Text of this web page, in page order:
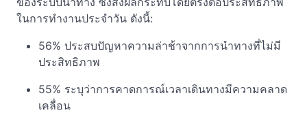
ในการทำงานประจำวัน ดังนี้:
56% ประสบปัญหาความล่าช้าจากการนำทางที่ไม่มี
ประสิทธิภาพ
55% ระบุว่าการคาดการณ์เวลาเดินทางมีความคลาด
เคลื่อน